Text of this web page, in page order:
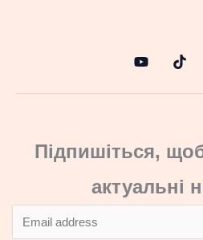
Підпишіться,
актуальні